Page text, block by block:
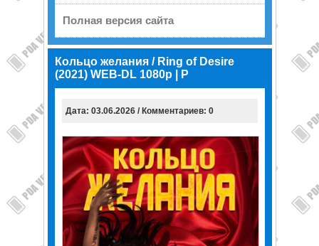
Полная версия сайта
Кольцо желания / Ring of Desire
(2021) WEB-DL 1080p | P
Дата: 03.06.2026 / Комментариев: 0